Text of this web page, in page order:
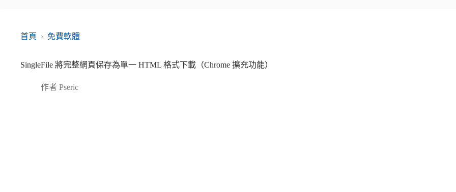
首頁 › 免費軟體
SingleFile 將完整網頁保存為單一 HTML 格式下載（Chrome 擴充功能）
作者 Pseric